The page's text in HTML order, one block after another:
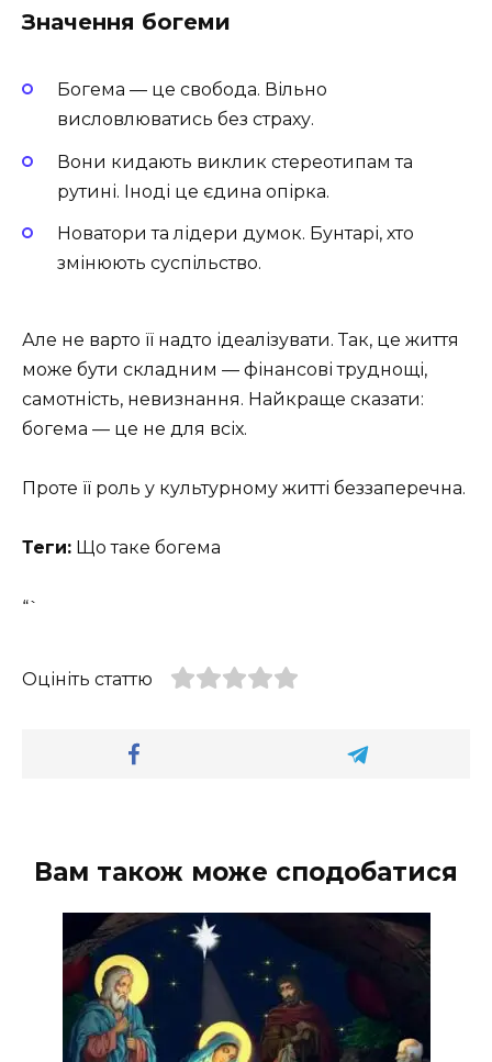
Значення богеми
Богема — це свобода. Вільно
висловлюватись без страху.
Вони кидають виклик стереотипам та
рутині. Іноді це єдина опірка.
Новатори та лідери думок. Бунтарі, хто
змінюють суспільство.
Але не варто її надто ідеалізувати. Так, це життя
може бути складним — фінансові труднощі,
самотність, невизнання. Найкраще сказати:
богема — це не для всіх.
Проте її роль у культурному житті беззаперечна.
Теги: Що таке богема
“`
Оцініть статтю
Вам також може сподобатися